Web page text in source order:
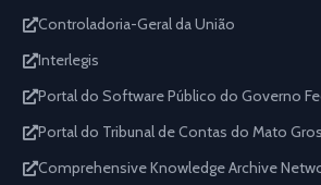
Controladoria-Geral da União
Interlegis
Portal do Software Público do Governo
Portal do Tribunal de Contas do Mato
Comprehensive Knowledge Archive